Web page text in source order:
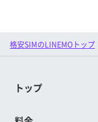
格安SIMのLINEMOトップ
トップ